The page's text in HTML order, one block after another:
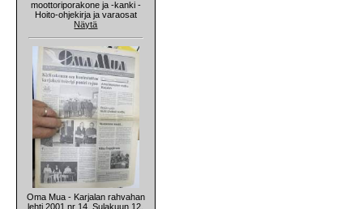
moottoriporakone ja -kanki -
Hoito-ohjekirja ja varaosat
Näytä
Oma Mua - Karjalan rahvahan
lehti 2001 nr 14, Sulakuun 12.